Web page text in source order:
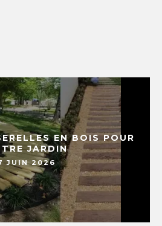
EN BOIS POUR
JARDIN
JUIN 2026